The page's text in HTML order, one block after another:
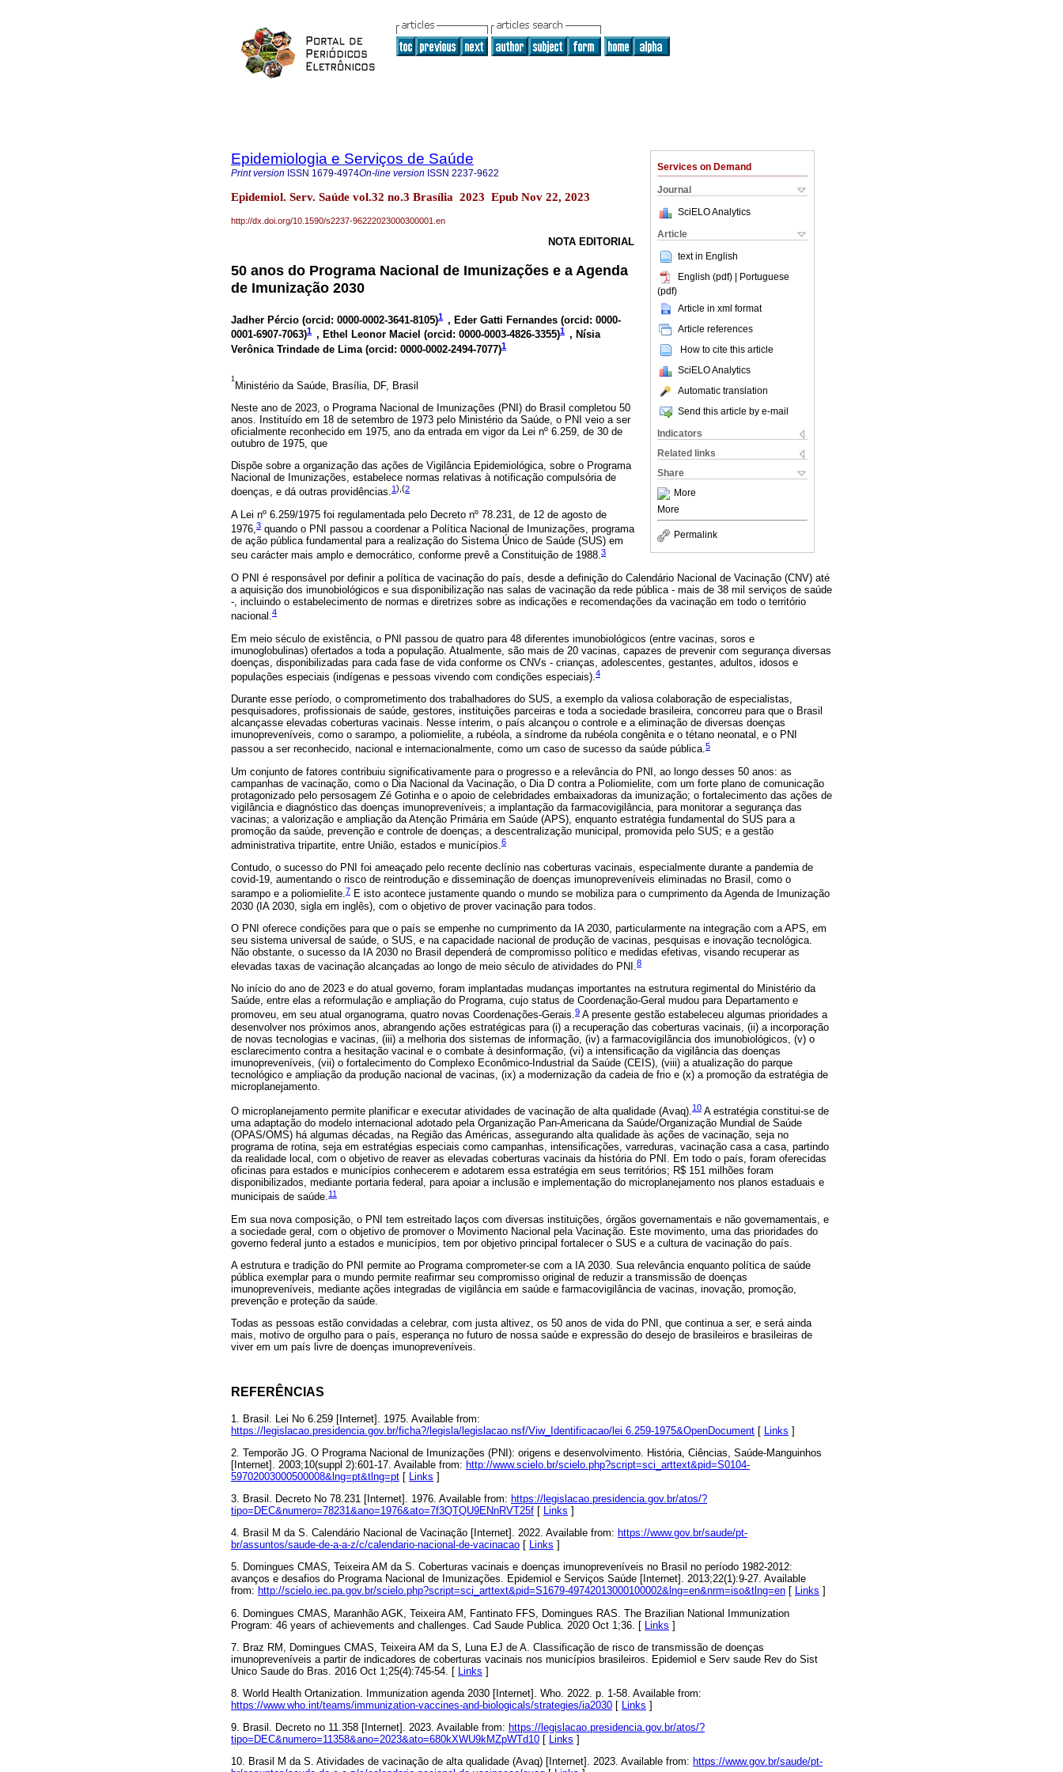
Services on Demand
Journal
SciELO Analytics
Article
text in English
English (pdf) | Portuguese
(pdf)
Article in xml format
Article references
How to cite this article
SciELO Analytics
Automatic translation
Send this article by e-mail
Indicators
Related links
Share
More
More
Permalink
Epidemiologia e Serviços de Saúde
Print version ISSN 1679-4974On-line version ISSN 2237-9622
Epidemiol. Serv. Saúde vol.32 no.3 Brasília 2023 Epub Nov 22, 2023
http://dx.doi.org/10.1590/s2237-96222023000300001.en
NOTA EDITORIAL
50 anos do Programa Nacional de Imunizações e a Agenda
de Imunização 2030
Jadher Pércio (orcid: 0000-0002-3641-8105)1 , Eder Gatti Fernandes (orcid: 0000-
0001-6907-7063)1 , Ethel Leonor Maciel (orcid: 0000-0003-4826-3355)1 , Nísia
Verônica Trindade de Lima (orcid: 0000-0002-2494-7077)1
1
Ministério da Saúde, Brasília, DF, Brasil
Neste ano de 2023, o Programa Nacional de Imunizações (PNI) do Brasil completou 50
anos. Instituído em 18 de setembro de 1973 pelo Ministério da Saúde, o PNI veio a ser
oficialmente reconhecido em 1975, ano da entrada em vigor da Lei nº 6.259, de 30 de
outubro de 1975, que
Dispõe sobre a organização das ações de Vigilância Epidemiológica, sobre o Programa
Nacional de Imunizações, estabelece normas relativas à notificação compulsória de
doenças, e dá outras providências.1),(2
A Lei nº 6.259/1975 foi regulamentada pelo Decreto nº 78.231, de 12 de agosto de
1976,3 quando o PNI passou a coordenar a Política Nacional de Imunizações, programa
de ação pública fundamental para a realização do Sistema Único de Saúde (SUS) em
seu carácter mais amplo e democrático, conforme prevê a Constituição de 1988.3
O PNI é responsável por definir a política de vacinação do país, desde a definição do Calendário Nacional de Vacinação (CNV) até
a aquisição dos imunobiológicos e sua disponibilização nas salas de vacinação da rede pública - mais de 38 mil serviços de saúde
-, incluindo o estabelecimento de normas e diretrizes sobre as indicações e recomendações da vacinação em todo o território
nacional.4
Em meio século de existência, o PNI passou de quatro para 48 diferentes imunobiológicos (entre vacinas, soros e
imunoglobulinas) ofertados a toda a população. Atualmente, são mais de 20 vacinas, capazes de prevenir com segurança diversas
doenças, disponibilizadas para cada fase de vida conforme os CNVs - crianças, adolescentes, gestantes, adultos, idosos e
populações especiais (indígenas e pessoas vivendo com condições especiais). 4
Durante esse período, o comprometimento dos trabalhadores do SUS, a exemplo da valiosa colaboração de especialistas,
pesquisadores, profissionais de saúde, gestores, instituições parceiras e toda a sociedade brasileira, concorreu para que o Brasil
alcançasse elevadas coberturas vacinais. Nesse ínterim, o país alcançou o controle e a eliminação de diversas doenças
imunopreveníveis, como o sarampo, a poliomielite, a rubéola, a síndrome da rubéola congênita e o tétano neonatal, e o PNI
passou a ser reconhecido, nacional e internacionalmente, como um caso de sucesso da saúde pública.5
Um conjunto de fatores contribuiu significativamente para o progresso e a relevância do PNI, ao longo desses 50 anos: as
campanhas de vacinação, como o Dia Nacional da Vacinação, o Dia D contra a Poliomielite, com um forte plano de comunicação
protagonizado pelo persosagem Zé Gotinha e o apoio de celebridades embaixadoras da imunização; o fortalecimento das ações de
vigilância e diagnóstico das doenças imunopreveníveis; a implantação da farmacovigilância, para monitorar a segurança das
vacinas; a valorização e ampliação da Atenção Primária em Saúde (APS), enquanto estratégia fundamental do SUS para a
promoção da saúde, prevenção e controle de doenças; a descentralização municipal, promovida pelo SUS; e a gestão
administrativa tripartite, entre União, estados e municípios.6
Contudo, o sucesso do PNI foi ameaçado pelo recente declínio nas coberturas vacinais, especialmente durante a pandemia de
covid-19, aumentando o risco de reintrodução e disseminação de doenças imunopreveníveis eliminadas no Brasil, como o
sarampo e a poliomielite.7 E isto acontece justamente quando o mundo se mobiliza para o cumprimento da Agenda de Imunização
2030 (IA 2030, sigla em inglês), com o objetivo de prover vacinação para todos.
O PNI oferece condições para que o país se empenhe no cumprimento da IA 2030, particularmente na integração com a APS, em
seu sistema universal de saúde, o SUS, e na capacidade nacional de produção de vacinas, pesquisas e inovação tecnológica.
Não obstante, o sucesso da IA 2030 no Brasil dependerá de compromisso político e medidas efetivas, visando recuperar as
elevadas taxas de vacinação alcançadas ao longo de meio século de atividades do PNI.8
No início do ano de 2023 e do atual governo, foram implantadas mudanças importantes na estrutura regimental do Ministério da
Saúde, entre elas a reformulação e ampliação do Programa, cujo status de Coordenação-Geral mudou para Departamento e
promoveu, em seu atual organograma, quatro novas Coordenações-Gerais.9 A presente gestão estabeleceu algumas prioridades a
desenvolver nos próximos anos, abrangendo ações estratégicas para (i) a recuperação das coberturas vacinais, (ii) a incorporação
de novas tecnologias e vacinas, (iii) a melhoria dos sistemas de informação, (iv) a farmacovigilância dos imunobiológicos, (v) o
esclarecimento contra a hesitação vacinal e o combate à desinformação, (vi) a intensificação da vigilância das doenças
imunopreveníveis, (vii) o fortalecimento do Complexo Econômico-Industrial da Saúde (CEIS), (viii) a atualização do parque
tecnológico e ampliação da produção nacional de vacinas, (ix) a modernização da cadeia de frio e (x) a promoção da estratégia de
microplanejamento.
O microplanejamento permite planificar e executar atividades de vacinação de alta qualidade (Avaq).10 A estratégia constitui-se de
uma adaptação do modelo internacional adotado pela Organização Pan-Americana da Saúde/Organização Mundial de Saúde
(OPAS/OMS) há algumas décadas, na Região das Américas, assegurando alta qualidade às ações de vacinação, seja no
programa de rotina, seja em estratégias especiais como campanhas, intensificações, varreduras, vacinação casa a casa, partindo
da realidade local, com o objetivo de reaver as elevadas coberturas vacinais da história do PNI. Em todo o país, foram oferecidas
oficinas para estados e municípios conhecerem e adotarem essa estratégia em seus territórios; R$ 151 milhões foram
disponibilizados, mediante portaria federal, para apoiar a inclusão e implementação do microplanejamento nos planos estaduais e
municipais de saúde.11
Em sua nova composição, o PNI tem estreitado laços com diversas instituições, órgãos governamentais e não governamentais, e
a sociedade geral, com o objetivo de promover o Movimento Nacional pela Vacinação. Este movimento, uma das prioridades do
governo federal junto a estados e municípios, tem por objetivo principal fortalecer o SUS e a cultura de vacinação do país.
A estrutura e tradição do PNI permite ao Programa comprometer-se com a IA 2030. Sua relevância enquanto política de saúde
pública exemplar para o mundo permite reafirmar seu compromisso original de reduzir a transmissão de doenças
imunopreveníveis, mediante ações integradas de vigilância em saúde e farmacovigilância de vacinas, inovação, promoção,
prevenção e proteção da saúde.
Todas as pessoas estão convidadas a celebrar, com justa altivez, os 50 anos de vida do PNI, que continua a ser, e será ainda
mais, motivo de orgulho para o país, esperança no futuro de nossa saúde e expressão do desejo de brasileiros e brasileiras de
viver em um país livre de doenças imunopreveníveis.
REFERÊNCIAS
1. Brasil. Lei No 6.259 [Internet]. 1975. Available from:
https://legislacao.presidencia.gov.br/ficha?/legisla/legislacao.nsf/Viw_Identificacao/lei 6.259-1975&OpenDocument [ Links ]
2. Temporão JG. O Programa Nacional de Imunizações (PNI): origens e desenvolvimento. História, Ciências, Saúde-Manguinhos
[Internet]. 2003;10(suppl 2):601-17. Available from: http://www.scielo.br/scielo.php?script=sci_arttext&pid=S0104-
59702003000500008&lng=pt&tlng=pt [ Links ]
3. Brasil. Decreto No 78.231 [Internet]. 1976. Available from: https://legislacao.presidencia.gov.br/atos/?
tipo=DEC&numero=78231&ano=1976&ato=7f3QTQU9ENnRVT25f [ Links ]
4. Brasil M da S. Calendário Nacional de Vacinação [Internet]. 2022. Available from: https://www.gov.br/saude/pt-
br/assuntos/saude-de-a-a-z/c/calendario-nacional-de-vacinacao [ Links ]
5. Domingues CMAS, Teixeira AM da S. Coberturas vacinais e doenças imunopreveníveis no Brasil no período 1982-2012:
avanços e desafios do Programa Nacional de Imunizações. Epidemiol e Serviços Saúde [Internet]. 2013;22(1):9-27. Available
from: http://scielo.iec.pa.gov.br/scielo.php?script=sci_arttext&pid=S1679-49742013000100002&lng=en&nrm=iso&tlng=en [ Links ]
6. Domingues CMAS, Maranhão AGK, Teixeira AM, Fantinato FFS, Domingues RAS. The Brazilian National Immunization
Program: 46 years of achievements and challenges. Cad Saude Publica. 2020 Oct 1;36. [ Links ]
7. Braz RM, Domingues CMAS, Teixeira AM da S, Luna EJ de A. Classificação de risco de transmissão de doenças
imunopreveníveis a partir de indicadores de coberturas vacinais nos municípios brasileiros. Epidemiol e Serv saude Rev do Sist
Unico Saude do Bras. 2016 Oct 1;25(4):745-54. [
Links ]
8. World Health Ortanization. Immunization agenda 2030 [Internet]. Who. 2022. p. 1-58. Available from:
https://www.who.int/teams/immunization-vaccines-and-biologicals/strategies/ia2030 [ Links ]
9. Brasil. Decreto no 11.358 [Internet]. 2023. Available from: https://legislacao.presidencia.gov.br/atos/?
tipo=DEC&numero=11358&ano=2023&ato=680kXWU9kMZpWTd10 [ Links ]
10. Brasil M da S. Atividades de vacinação de alta qualidade (Avaq) [Internet]. 2023. Available from: https://www.gov.br/saude/pt-